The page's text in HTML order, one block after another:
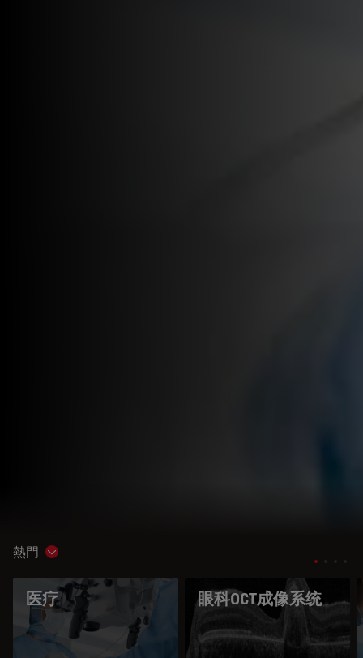
熱門 Show subnavigation
医疗 眼科OCT成像系统